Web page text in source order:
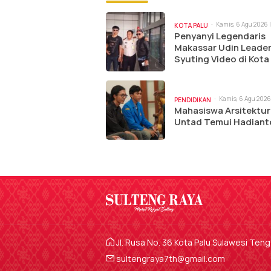
KOTA PALU Kamis, 6 Agu 2026
Penyanyi Legendaris
Makassar Udin
Syuting Video di Kota
PENDIDIKAN
Kamis, 6 Agu
am
Mahasiswa Arsitektur
Untad Temui
Jl. Rusa No. 36 Kota Palu Sulawesi
sultengraya7th@gmail.com